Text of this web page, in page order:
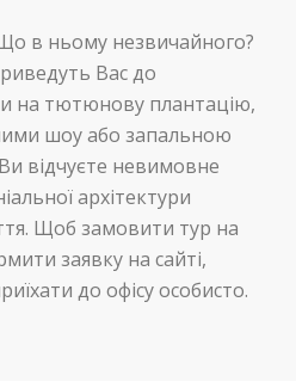
в ньому незвичайного?
Вас до
на тютюнову плантацію,
шоу або запальною
відчуєте невимовне
архітектури
Щоб замовити тур на
заявку на сайті,
до офісу особисто.